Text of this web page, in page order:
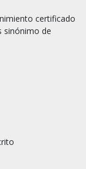
certificado
sinónimo de